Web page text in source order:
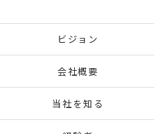
ビジョン
会社概要
当社を知る